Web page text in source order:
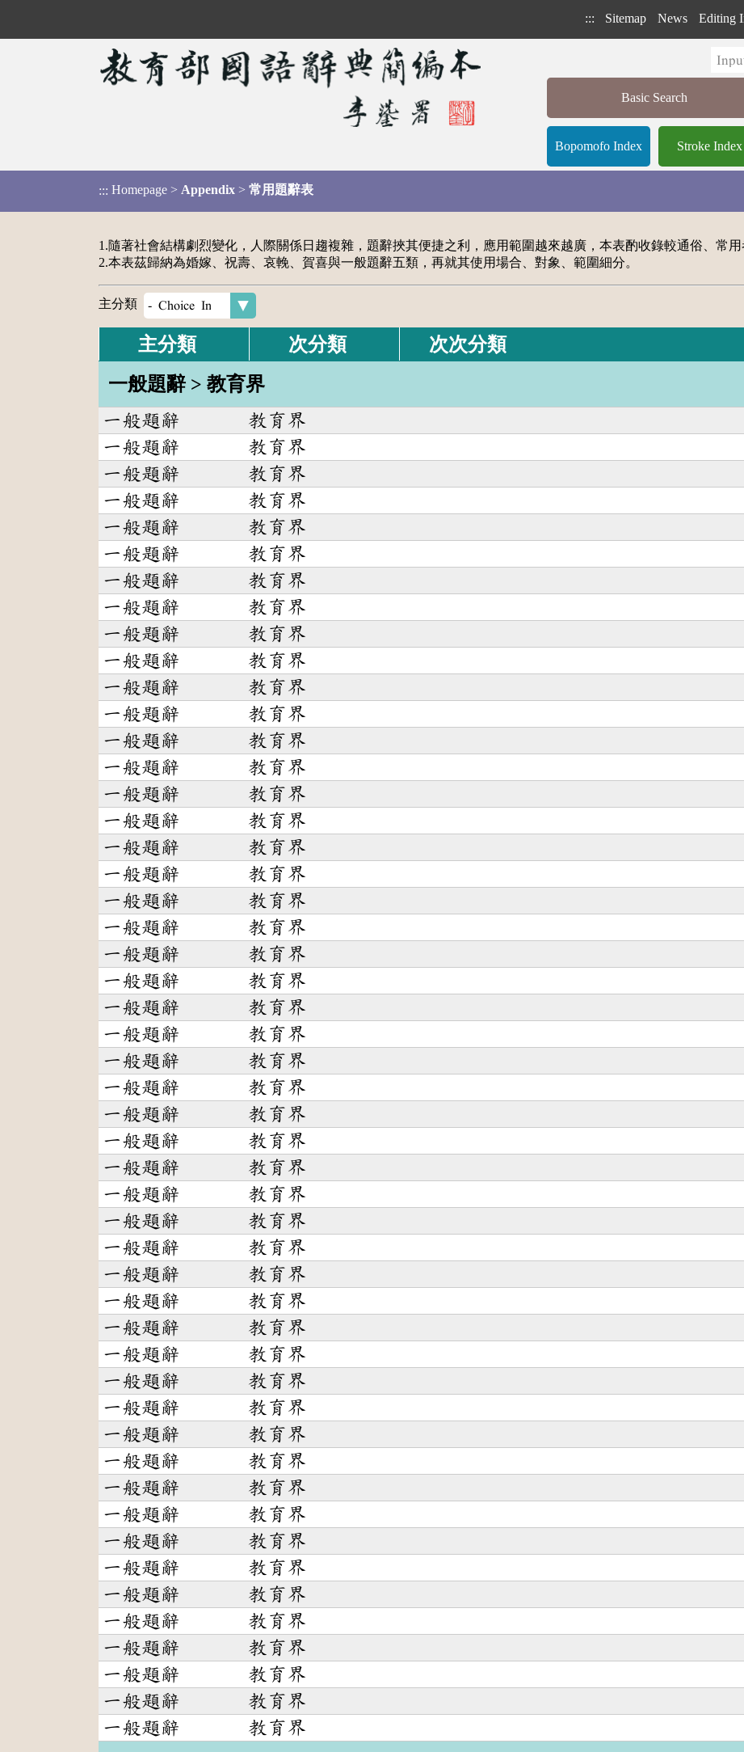
::: Sitemap News Editing
Basic Search
Bopomofo Index Stroke Index
::: Homepage > Appendix > 常用題辭表
1.隨著社會結構劇烈變化，人際關係日趨複雜，題辭挾其便捷之利，應用範圍越來越廣，本表酌收錄較通俗、常用
2.本表茲歸納為婚嫁、祝壽、哀輓、賀喜與一般題辭五類，再就其使用場合、對象、範圍細分。
主分類
主分類 次分類 次次分類
一般題辭 > 教育界
一般題辭 教育界
一般題辭
教育界
一般題辭
教育界
一般題辭
教育界
一般題辭
教育界
一般題辭
教育界
一般題辭
教育界
一般題辭
教育界
一般題辭
教育界
一般題辭
教育界
一般題辭
教育界
一般題辭
教育界
一般題辭
教育界
一般題辭
教育界
一般題辭
教育界
一般題辭
教育界
一般題辭
教育界
一般題辭
教育界
一般題辭
教育界
一般題辭
教育界
一般題辭
教育界
一般題辭
教育界
一般題辭
教育界
一般題辭
教育界
一般題辭
教育界
一般題辭
教育界
一般題辭
教育界
一般題辭
教育界
一般題辭
教育界
一般題辭
教育界
一般題辭
教育界
一般題辭
教育界
一般題辭
教育界
一般題辭
教育界
一般題辭
教育界
一般題辭
教育界
一般題辭
教育界
一般題辭
教育界
一般題辭
教育界
一般題辭
教育界
一般題辭
教育界
一般題辭
教育界
一般題辭
教育界
一般題辭
教育界
一般題辭
教育界
一般題辭
教育界
一般題辭
教育界
一般題辭
教育界
一般題辭
教育界
一般題辭
教育界